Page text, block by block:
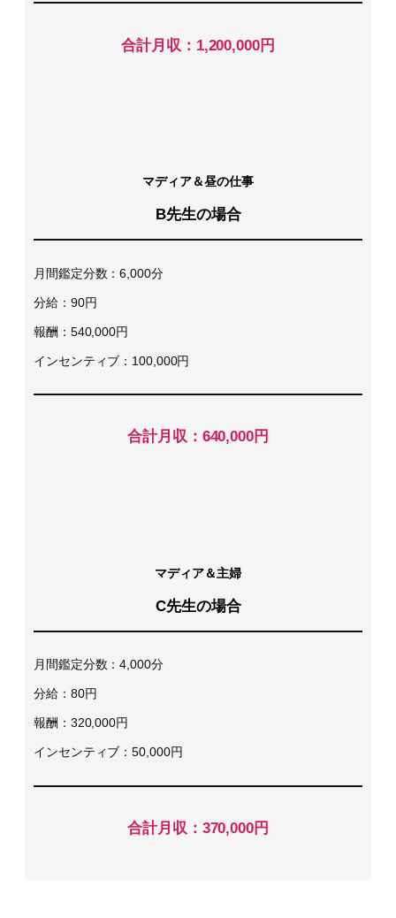
合計月収：1,200,000円
マディア＆昼の仕事
B先生の場合
月間鑑定分数：6,000分
分給：90円
報酬：540,000円
インセンティブ：100,000円
合計月収：640,000円
マディア＆主婦
C先生の場合
月間鑑定分数：4,000分
分給：80円
報酬：320,000円
インセンティブ：50,000円
合計月収：370,000円